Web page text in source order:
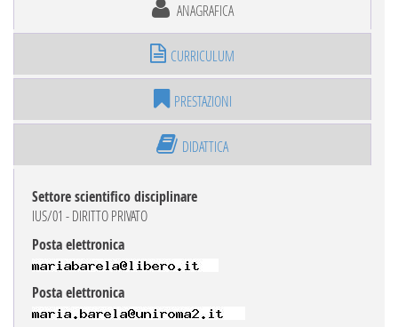
ANAGRAFICA
CURRICULUM
PRESTAZIONI
DIDATTICA
Settore scientifico disciplinare
IUS/01 - DIRITTO PRIVATO
Posta elettronica
Posta elettronica